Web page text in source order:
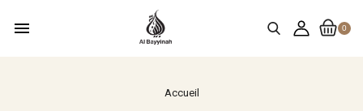
0
menu
Accueil